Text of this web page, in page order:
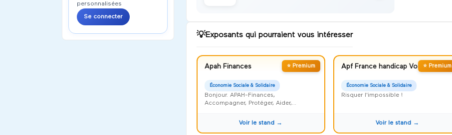
personnalisées
Se connecter
💡Exposants qui pourraient vous intéresser
⭐ Premium
Apah Finances
Économie Sociale & Solidaire
Bonjour. APAH-Finances,
Accompagner, Protéger, Aider,
Voir le stand →
⭐ Premium
Apf France handicap Vosges
Économie Sociale & Solidaire
Risquer l'impossible !
Voir le stand →